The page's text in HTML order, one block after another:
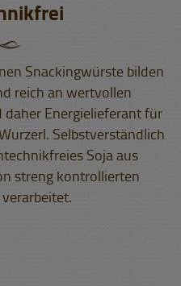
Snackingwürste bilden
reich an wertvollen
Energielieferant für
Selbstverständlich
Soja aus
streng kontrollierten